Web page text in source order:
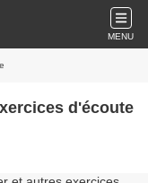
MENU
d'écoute